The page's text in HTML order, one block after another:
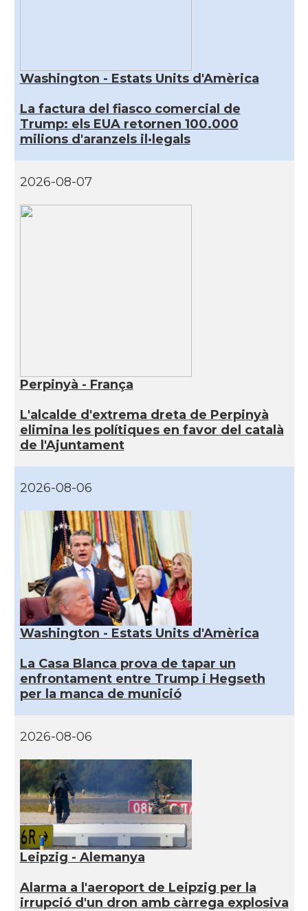
Washington - Estats Units d'Amèrica
La factura del fiasco comercial de
Trump: els EUA retornen 100.000
milions d'aranzels il·legals
2026-08-07
Perpinyà - França
L'alcalde d'extrema dreta de Perpinyà
elimina les polítiques en favor del català
de l'Ajuntament
2026-08-06
Washington - Estats Units d'Amèrica
La Casa Blanca prova de tapar un
enfrontament entre Trump i Hegseth
per la manca de munició
2026-08-06
Leipzig - Alemanya
Alarma a l'aeroport de Leipzig per la
irrupció d'un dron amb càrrega explosiva